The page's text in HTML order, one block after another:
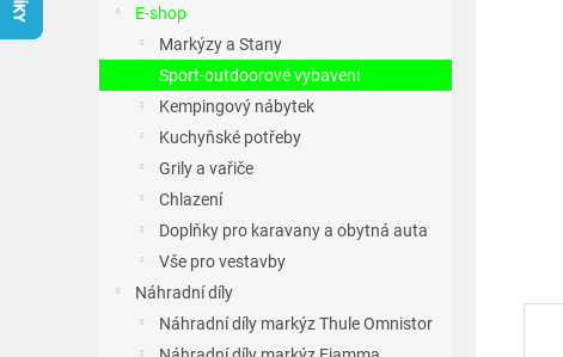
n
E-shop
Markýzy a Stany
Sport-outdoorové vybavení
Kempingový nábytek
Kuchyňské potřeby
Grily a vařiče
Chlazení
Doplňky pro karavany a obytná auta
Vše pro vestavby
Náhradní díly
Náhradní díly markýz Thule Omnistor